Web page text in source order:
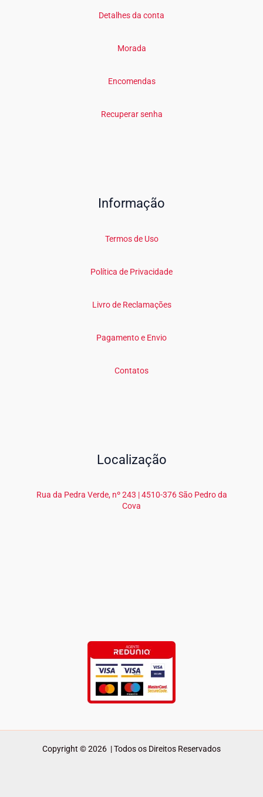
Detalhes da conta
Morada
Encomendas
Recuperar senha
Informação
Termos de Uso
Política de Privacidade
Livro de Reclamações
Pagamento e Envio
Contatos
Localização
Rua da Pedra Verde, nº 243 | 4510-376 São Pedro da
Cova
Copyright © 2026 | Todos os Direitos Reservados